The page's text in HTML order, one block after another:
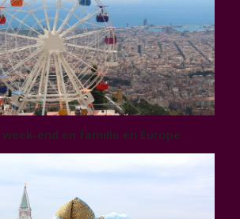
week-end en famille en Europe